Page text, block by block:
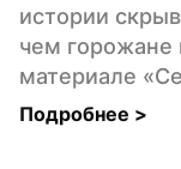
истории
чем
материале
Подробнее >